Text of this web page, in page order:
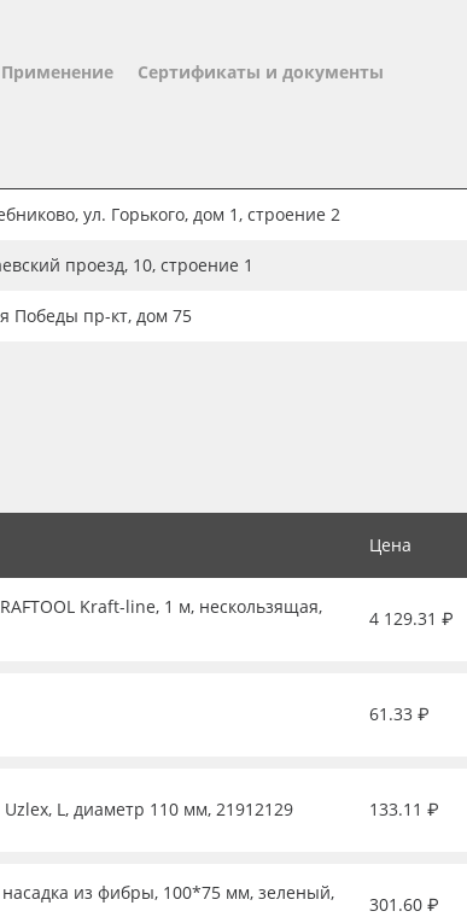
Применение Сертификаты и документы
ул. Горького, дом 1, строение 2
проезд, 10, строение 1
Победы пр-кт, дом 75
Цена
Kraft-line, 1 м, нескользящая,
4 129.31 ₽
61.33 ₽
L, диаметр 110 мм, 21912129 133.11 ₽
из фибры, 100*75 мм, зеленый,
301.60 ₽